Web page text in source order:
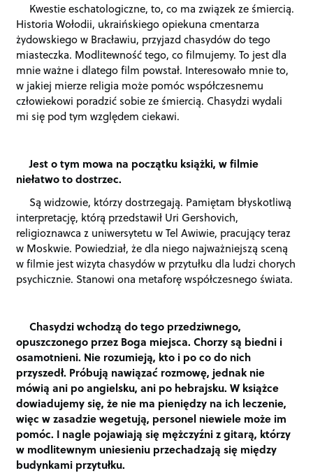
Kwestie eschatologiczne, to, co ma związek ze śmiercią.
Historia Wołodii, ukraińskiego opiekuna cmentarza
żydowskiego w Bracławiu, przyjazd chasydów do tego
miasteczka. Modlitewność tego, co filmujemy. To jest dla
mnie ważne i dlatego film powstał. Interesowało mnie to,
w jakiej mierze religia może pomóc współczesnemu
człowiekowi poradzić sobie ze śmiercią. Chasydzi wydali
mi się pod tym względem ciekawi.
Jest o tym mowa na początku książki, w filmie
niełatwo to dostrzec.
Są widzowie, którzy dostrzegają. Pamiętam błyskotliwą
interpretację, którą przedstawił Uri Gershovich,
religioznawca z uniwersytetu w Tel Awiwie, pracujący teraz
w Moskwie. Powiedział, że dla niego najważniejszą sceną
w filmie jest wizyta chasydów w przytułku dla ludzi chorych
psychicznie. Stanowi ona metaforę współczesnego świata.
Chasydzi wchodzą do tego przedziwnego,
opuszczonego przez Boga miejsca. Chorzy są biedni i
osamotnieni. Nie rozumieją, kto i po co do nich
przyszedł. Próbują nawiązać rozmowę, jednak nie
mówią ani po angielsku, ani po hebrajsku. W książce
dowiadujemy się, że nie ma pieniędzy na ich leczenie,
więc w zasadzie wegetują, personel niewiele może im
pomóc. I nagle pojawiają się mężczyźni z gitarą, którzy
w modlitewnym uniesieniu przechadzają się między
budynkami przytułku.